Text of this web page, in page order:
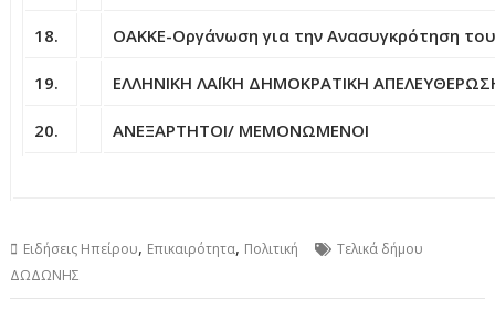
18. ΟΑΚΚΕ-Οργάνωση για την Ανασυγκρότηση
19. ΕΛΛΗΝΙΚΗ ΛΑΪΚΗ ΔΗΜΟΚΡΑΤΙΚΗ
20. ΑΝΕΞΑΡΤΗΤΟΙ/ ΜΕΜΟΝΩΜΕΝΟΙ
Ειδήσεις Ηπείρου, Επικαιρότητα, Πολιτική
Τελικά δήμου
ΔΩΔΩΝΗΣ